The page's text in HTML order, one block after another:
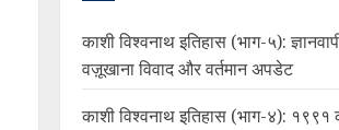
काशी विश्वनाथ इतिहास (भाग-५):
वज़ूखाना विवाद और वर्तमान अपडेट
काशी विश्वनाथ इतिहास (भाग-४):